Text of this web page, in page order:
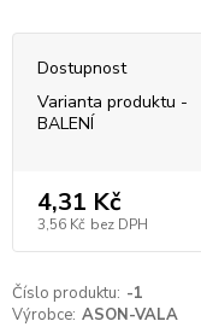
Dostupnost
Varianta produktu -
BALENÍ
4,31 Kč
3,56 Kč bez DPH
Číslo produktu: -1
Výrobce: ASON-VALA